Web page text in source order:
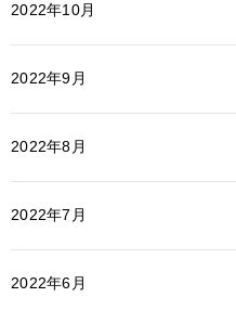
2022年10月
2022年9月
2022年8月
2022年7月
2022年6月